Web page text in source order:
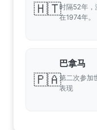
🇭🇹时隔52年，
在1974年。
🇵🇦
巴拿马
第二次参加
表现